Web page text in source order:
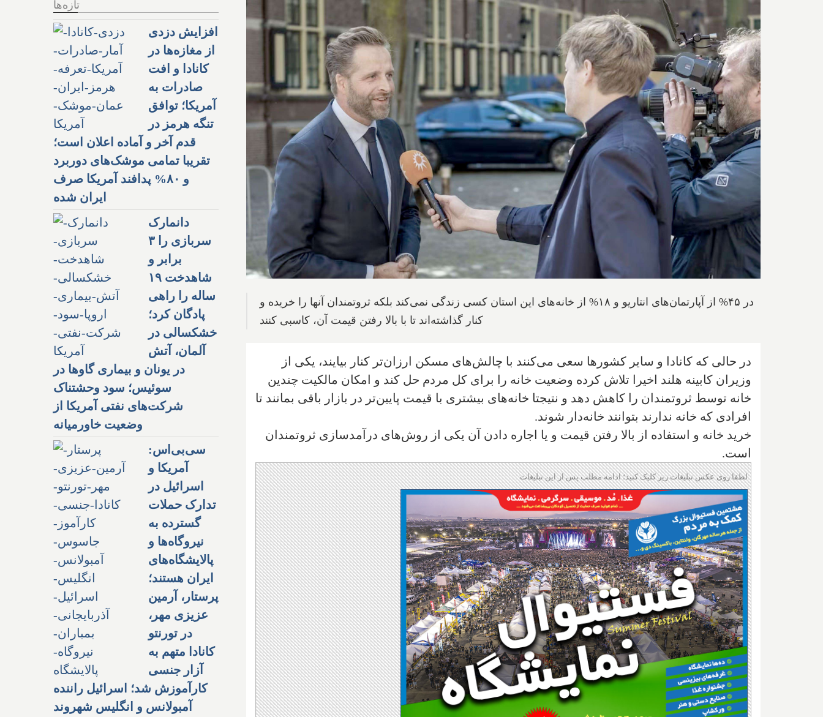
در ۴۵% از آپارتمان‌های انتاریو و ۱۸% از خانه‌های این استان کسی زندگی نمی‌کند بلکه ثروتمندان آنها را خریده و
کنار گذاشته‌اند تا با بالا رفتن قیمت آن، کاسبی کنند
در حالی که کانادا و سایر کشورها سعی می‌کنند با چالش‌های مسکن ارزان‌تر کنار بیایند، یکی از
وزیران کابینه هلند اخیرا تلاش کرده وضعیت خانه را برای کل مردم حل کند و امکان مالکیت چندین
خانه توسط ثروتمندان را کاهش دهد و نتیجتا خانه‌های بیشتری با قیمت پایین‌تر در بازار باقی بمانند تا
افرادی که خانه ندارند بتوانند خانه‌دار شوند.
خرید خانه و استفاده از بالا رفتن قیمت و یا اجاره دادن آن یکی از روش‌های درآمدسازی ثروتمندان
است.
لطفا روی عکس تبلیغات زیر کلیک کنید؛ ادامه مطلب پس از این تبلیغات
تازه‌ها
افزایش دزدی
از مغازه‌ها در
کانادا و افت
صادرات به
آمریکا؛ توافق
تنگه هرمز در
قدم آخر و آماده اعلان است؛
تقریبا تمامی موشک‌های دوربرد
و ۸۰% پدافند آمریکا صرف
ایران شده
دانمارک
سربازی را ۳
برابر و
شاهدخت ۱۹
ساله را راهی
پادگان کرد؛
خشکسالی در
آلمان، آتش
در یونان و بیماری گاوها در
سوئیس؛ سود وحشتناک
شرکت‌های نفتی آمریکا از
وضعیت خاورمیانه
سی‌بی‌اس:
آمریکا و
اسرائیل در
تدارک حملات
گسترده به
نیروگاه‌ها و
پالایشگاه‌های
ایران هستند؛
پرستار، آرمین
عزیزی مهر،
در تورنتو
کانادا متهم به
آزار جنسی
کارآموزش شد؛ اسرائیل راننده
آمبولانس و انگلیس شهروند